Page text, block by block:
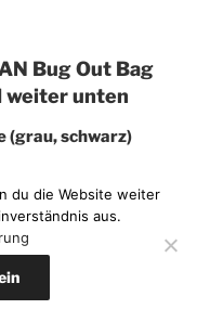
Bug Out Bag
weiter unten
(grau, schwarz)
du die Website weiter
aus.